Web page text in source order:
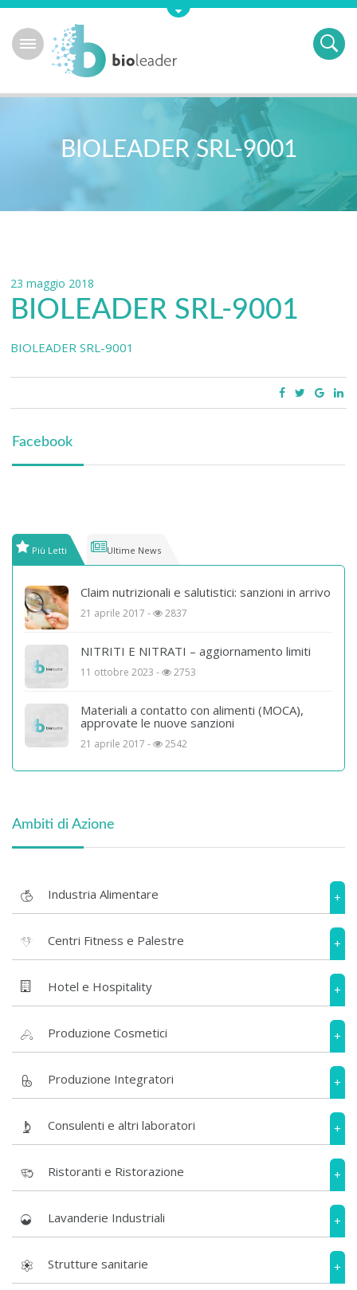
BIOLEADER SRL-9001
23 maggio 2018
BIOLEADER SRL-9001
BIOLEADER SRL-9001
Facebook
Più Letti Ultime News
Claim nutrizionali e salutistici: sanzioni in arrivo
21 aprile 2017 - 2837
NITRITI E NITRATI – aggiornamento limiti
11 ottobre 2023 - 2753
Materiali a contatto con alimenti (MOCA),
approvate le nuove sanzioni
21 aprile 2017 - 2542
Ambiti di Azione
Industria Alimentare +
Centri Fitness e Palestre +
Hotel e Hospitality +
Produzione Cosmetici +
Produzione Integratori +
Consulenti e altri laboratori +
Ristoranti e Ristorazione +
Lavanderie Industriali +
Strutture sanitarie +